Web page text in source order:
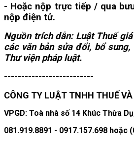
- Hoặc nộp trực tiếp / qua
nộp điện tử.
Nguồn trích dẫn: Luật Thuế
các văn bản sửa đổi, bổ
Thư viện pháp luật.
--------------------------
CÔNG TY LUẬT TNHH THUẾ
VPGD: Toà nhà số 14 Khúc Thừa
081.919.8891 - 0917.157.698 hoặc